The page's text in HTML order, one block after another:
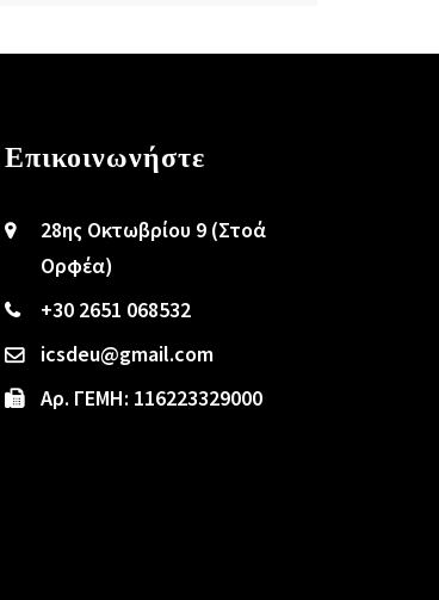
Επικοινωνήστε
28ης Οκτωβρίου 9 (Στοά
Ορφέα)
+30 2651 068532
icsdeu@gmail.com
Αρ. ΓΕΜΗ: 116223329000